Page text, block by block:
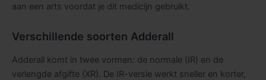
aan een arts voordat je dit medicijn gebruikt.
Verschillende soorten Adderall
Adderall komt in twee vormen: de normale (IR) en de
verlengde afgifte (XR). De IR-versie werkt sneller en korter,